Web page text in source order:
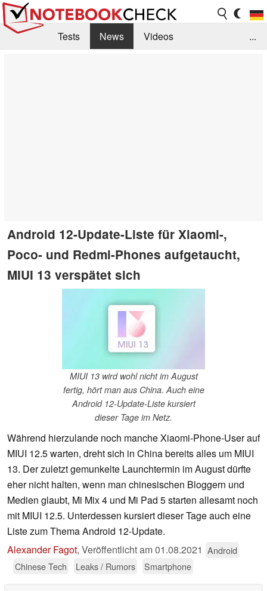
Tests News
Videos
...
Android 12-Update-Liste für Xiaomi-,
Poco- und Redmi-Phones aufgetaucht,
MIUI 13 verspätet sich
MIUI 13 wird wohl nicht im August
fertig, hört man aus China. Auch eine
Android 12-Update-Liste kursiert
dieser Tage im Netz.
Während hierzulande noch manche Xiaomi-Phone-User auf
MIUI 12.5 warten, dreht sich in China bereits alles um MIUI
13. Der zuletzt gemunkelte Launchtermin im August dürfte
eher nicht halten, wenn man chinesischen Bloggern und
Medien glaubt, Mi Mix 4 und Mi Pad 5 starten allesamt noch
mit MIUI 12.5. Unterdessen kursiert dieser Tage auch eine
Liste zum Thema Android 12-Update.
Alexander Fagot, Veröffentlicht am01.08.2021 Android
Chinese Tech
Leaks / Rumors Smartphone